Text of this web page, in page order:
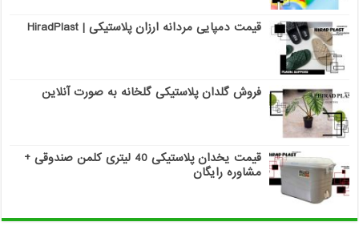
قیمت دمپایی مردانه ارزان پلاستیکی | HiradPlast
فروش گلدان پلاستیکی گلخانه به صورت آنلاین
قیمت یخدان پلاستیکی 40 لیتری کلمن صندوقی +
مشاوره رایگان